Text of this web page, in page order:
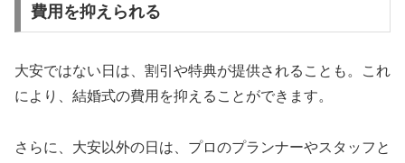
費用を抑えられる
大安ではない日は、割引や特典が提供されることも。これ
により、結婚式の費用を抑えることができます。
さらに、大安以外の日は、プロのプランナーやスタッフと